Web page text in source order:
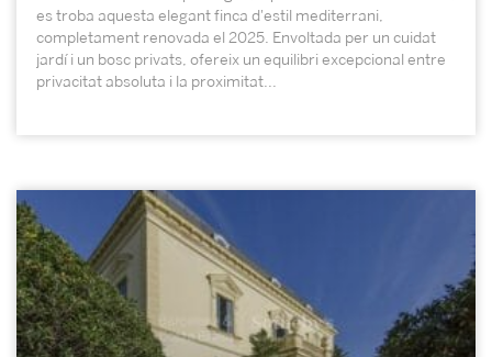
es troba aquesta elegant finca d'estil mediterrani,
completament renovada el 2025. Envoltada per un cuidat
jardí i un bosc privats, ofereix un equilibri excepcional entre
privacitat absoluta i la proximitat...